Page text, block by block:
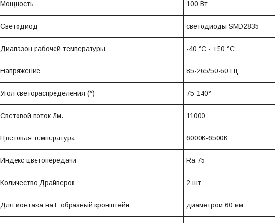
Мощность 100 Вт
Светодиод светодиоды SMD2835
Диапазон рабочей температуры -40 °C - +50 °C
Напряжение 85-265/50-60 Гц
Угол светораспределения (°) 75-140°
Световой поток Лм. 11000
Цветовая температура 6000К-6500К
Индекс цветопередачи Ra 75
Количество Драйверов 2 шт.
Для монтажа на Г-образный кронштейн диаметром 60 мм